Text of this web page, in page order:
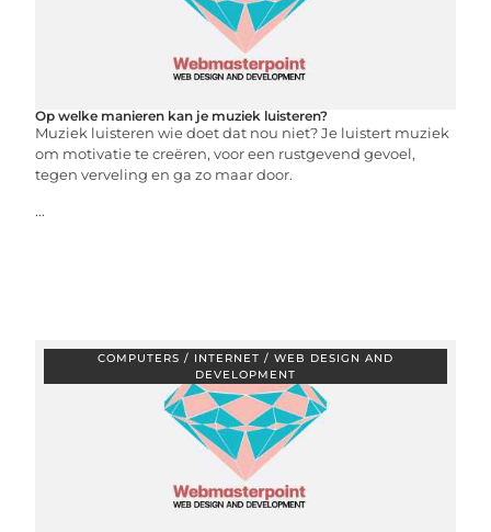
Op welke manieren kan je muziek luisteren?
Muziek luisteren wie doet dat nou niet? Je luistert muziek
om motivatie te creëren, voor een rustgevend gevoel,
tegen verveling en ga zo maar door.
...
COMPUTERS / INTERNET / WEB DESIGN AND
DEVELOPMENT